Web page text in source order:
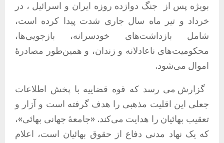
بویژه پس از
جنگ دوازده روزه ایران و اسرائیل ، در
خرداد و تیر ماه سال جاری شدت پیدا کرده است،
شامل بازداشت‌های خودسرانه، بازجویی‌ها،
محکومیت‌های ناعادلانه و زندان، و همین‌طور مصادرۀ
اموال می‌شود.
گزارش می رسد که قوه قضاییه با پخش اطلاعات
جعلی این اقلیت مذهبی را هدف گرفته است و آزار و
تعقیب بهائیان را هدایت می‌کند. «جامعۀ جهانی بهائی»،
که یک نهاد مدنی دفاع از حقوق بهائیان است، اعلام